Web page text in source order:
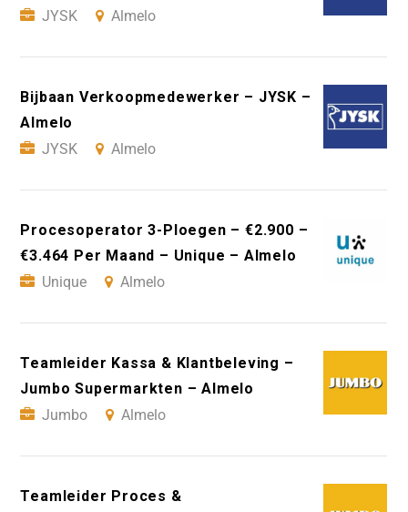
JYSK
Almelo
Bijbaan Verkoopmedewerker – JYSK –
Almelo
JYSK
Almelo
Procesoperator 3-Ploegen – €2.900 –
€3.464 Per Maand – Unique – Almelo
Unique
Almelo
Teamleider Kassa & Klantbeleving –
Jumbo Supermarkten – Almelo
Jumbo
Almelo
Teamleider Proces &